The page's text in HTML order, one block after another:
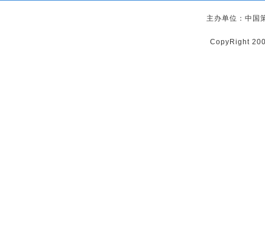
主办单位：中国
CopyRight